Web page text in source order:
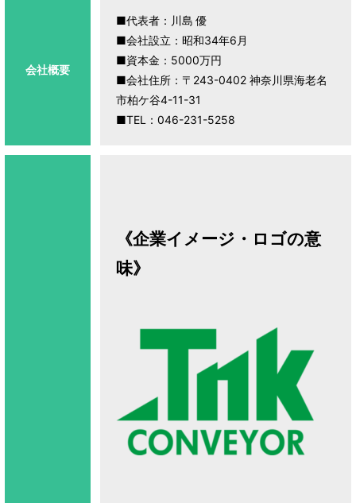
会社概要
■代表者：川島 優
■会社設立：昭和34年6月
■資本金：5000万円
■会社住所：〒243-0402 神奈川県海老名
市柏ケ谷4-11-31
■TEL：046-231-5258
《企業イメージ・ロゴの意
味》